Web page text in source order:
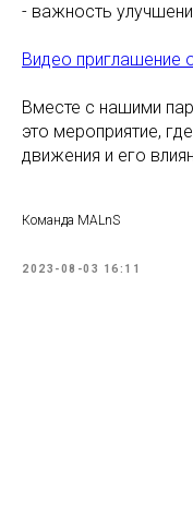
- важность
Видео приглашение
Вместе с нашими
это мероприятие,
движения и его
Команда MALnS
2023-08-03 16:11